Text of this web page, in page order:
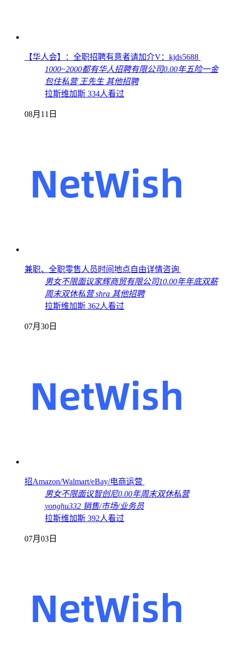
【华人会】：全职招聘有意者请加介V：kjds5688
1000~2000都有华人招聘有限公司0.00年五险一金
包住私营 王先生 其他招聘
拉斯维加斯 334人看过
08月11日
兼职、全职零售人员时间地点自由详情咨询
男女不限面议家辉商贸有限公司10.00年年底双薪
周末双休私营 shra 其他招聘
拉斯维加斯 362人看过
07月30日
招Amazon/Walmart/eBay/电商运营
男女不限面议智创尼0.00年周末双休私营
yonghu332 销售/市场/业务员
拉斯维加斯 392人看过
07月03日